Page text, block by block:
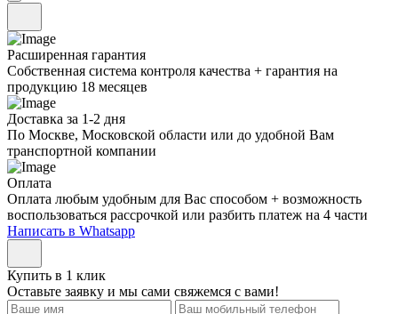
Расширенная гарантия
Собственная система контроля качества + гарантия на
продукцию 18 месяцев
Доставка за 1-2 дня
По Москве, Московской области или до удобной Вам
транспортной компании
Оплата
Оплата любым удобным для Вас способом + возможность
воспользоваться рассрочкой или разбить платеж на 4 части
Написать в Whatsapp
Купить в 1 клик
Оставьте заявку и мы сами свяжемся с вами!